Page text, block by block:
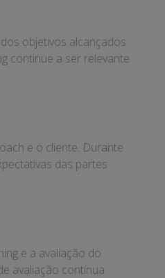
objetivos alcançados
continue a ser relevante
e o cliente. Durante
das partes
e a avaliação do
avaliação contínua